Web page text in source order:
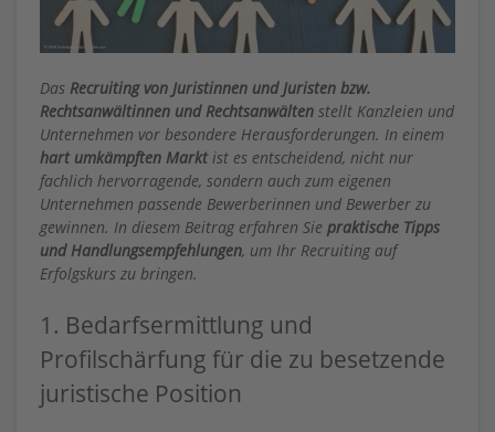
Das Recruiting von Juristinnen und Juristen bzw.
Rechtsanwältinnen und Rechtsanwälten stellt Kanzleien und
Unternehmen vor besondere Herausforderungen. In einem
hart umkämpften Markt ist es entscheidend, nicht nur
fachlich hervorragende, sondern auch zum eigenen
Unternehmen passende Bewerberinnen und Bewerber zu
gewinnen. In diesem Beitrag erfahren Sie praktische Tipps
und Handlungsempfehlungen, um Ihr Recruiting auf
Erfolgskurs zu bringen.
1. Bedarfsermittlung und
Profilschärfung für die zu besetzende
juristische Position